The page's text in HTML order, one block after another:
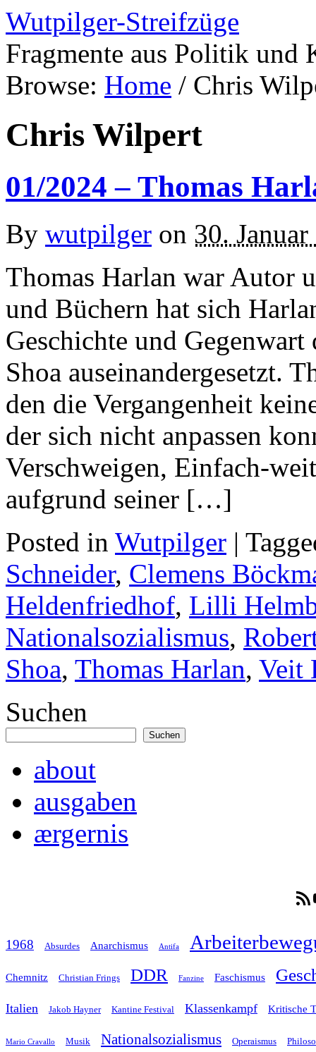
Wutpilger-Streifzüge
Fragmente aus Politik und
Browse: Home / Chris
Chris Wilpert
01/2024 – Thomas
By wutpilger on 30.
Thomas Harlan war Autor
und Büchern hat sich
Geschichte und
Shoa auseinandergesetzt.
den die Vergangenheit
der sich nicht anpassen
Verschweigen, Einfach-
aufgrund seiner […]
Posted in Wutpilger |
Schneider, Clemens
Heldenfriedhof, Lilli
Nationalsozialismus,
Shoa, Thomas Harlan, Veit
Suchen
Suchen
about
ausgaben
ærgernis
RSS-
1968 Absurdes Anarchismus Antifa
Chemnitz Christian Frings DDR Fanzine Faschismus
Italien Jakob Hayner Kantine Festival Klassenkampf Kritische
Mario Cravallo Musik Nationalsozialismus Operaismus